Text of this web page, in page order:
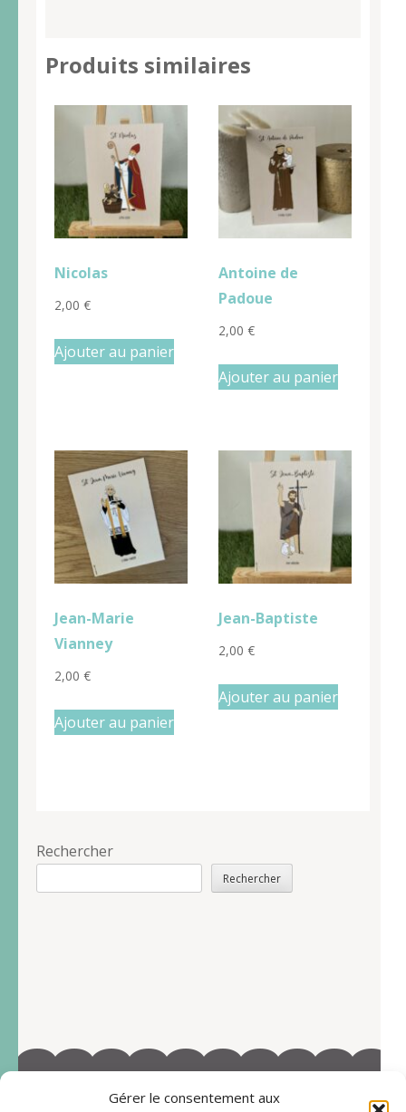
Gérer le consentement aux
Produits similaires
Nicolas
2,00 €
Ajouter au panier
Antoine de
Padoue
2,00 €
Ajouter au panier
Jean-Marie
Vianney
2,00 €
Ajouter au panier
Jean-Baptiste
2,00 €
Ajouter au panier
Rechercher
Rechercher
©2022-Tous droits réservés à Marie-Blandine Sallé